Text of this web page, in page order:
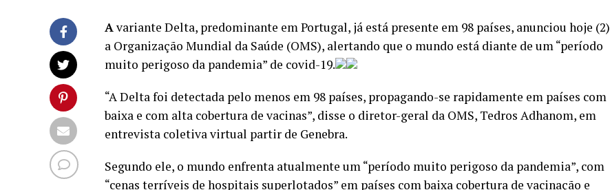
A variante Delta, predominante em Portugal, já está presente em 98 países, anunciou hoje (2)
a Organização Mundial da Saúde (OMS), alertando que o mundo está diante de um “período
muito perigoso da pandemia” de covid-19.
“A Delta foi detectada pelo menos em 98 países, propagando-se rapidamente em países com
baixa e com alta cobertura de vacinas”, disse o diretor-geral da OMS, Tedros Adhanom, em
entrevista coletiva virtual partir de Genebra.
Segundo ele, o mundo enfrenta atualmente um “período muito perigoso da pandemia”, com
“cenas terríveis de hospitais superlotados” em países com baixa cobertura de vacinação e